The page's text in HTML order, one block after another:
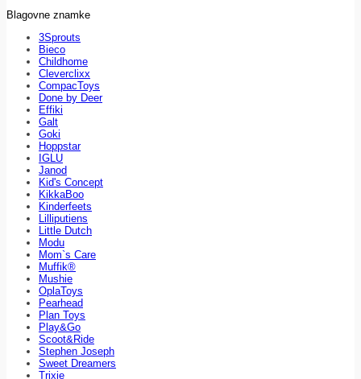
Blagovne znamke
3Sprouts
Bieco
Childhome
Cleverclixx
CompacToys
Done by Deer
Effiki
Galt
Goki
Hoppstar
IGLU
Janod
Kid's Concept
KikkaBoo
Kinderfeets
Lilliputiens
Little Dutch
Modu
Mom`s Care
Muffik®
Mushie
OplaToys
Pearhead
Plan Toys
Play&Go
Scoot&Ride
Stephen Joseph
Sweet Dreamers
Trixie